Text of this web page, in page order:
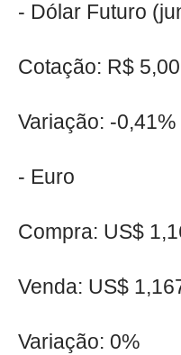
- Dólar Futuro
Cotação: R$
Variação: -0,41%
- Euro
Compra: US$
Venda: US$
Variação: 0%